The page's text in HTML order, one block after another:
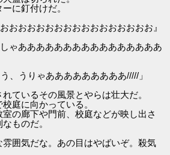
に釘付けだ。
おおおおおおおおおおおおおおおお』
ゃああああああああああああああああ
、うりゃあああああああああ/////」
ているその風景とやらは壮大だ。
庭に向かっている。
の廊下や門前、校庭などが映し出さ
ものだ。
囲気だな。あの目はやばいぞ。殺気